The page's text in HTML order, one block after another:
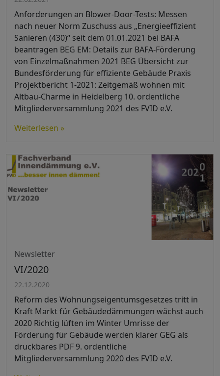
Anforderungen an Blower-Door-Tests: Messen
nach neuer Norm Zuschuss aus „Energieeffizient
Sanieren (430)“ seit dem 01.01.2021 bei BAFA
beantragen BEG EM: Details zur BAFA-Förderung
von Einzelmaßnahmen 2021 BEG Übersicht zur
Bundesförderung für effiziente Gebäude Praxis
Projektbericht 1-2021: Zeitgemäß wohnen mit
Altbau-Charme in Heidelberg 10. ordentliche
Mitgliederversammlung 2021 des FVID e.V.
Weiterlesen »
Newsletter
VI/2020
22.12.2020
Reform des Wohnungseigentumsgesetzes tritt in
Kraft Markt für Gebäudedämmungen wächst auch
2020 Richtig lüften im Winter Umrisse der
Förderung für Gebäude werden klarer GEG als
druckbares PDF 9. ordentliche
Mitgliederversammlung 2020 des FVID e.V.